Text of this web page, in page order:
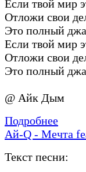
Если твой мир
Отложи свои
Это полный
Если твой мир
Отложи свои
Это полный
@ Айк Дым
Подробнее
Ай-Q - Мечта
Текст песни: